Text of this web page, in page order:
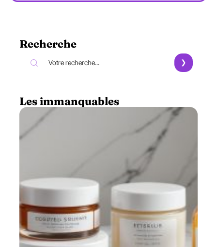
Recherche
Les immanquables